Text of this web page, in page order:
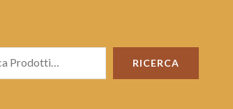
RICERCA